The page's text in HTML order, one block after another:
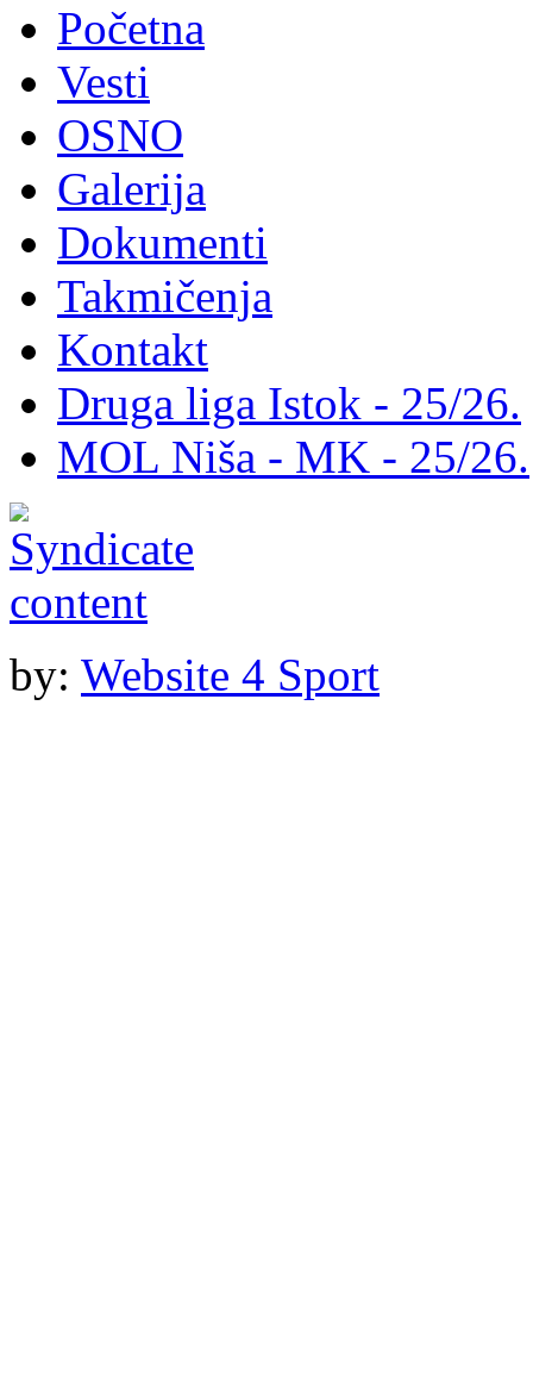
Početna
Vesti
OSNO
Galerija
Dokumenti
Takmičenja
Kontakt
Druga liga Istok - 25/26.
MOL Niša - MK - 25/26.
by: Website 4 Sport